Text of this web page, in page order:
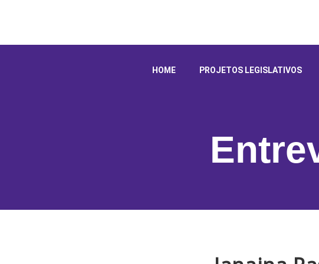
HOME PROJETOS LEGISLATIVOS